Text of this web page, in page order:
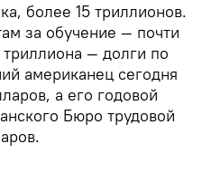
более 15 триллионов.
за обучение — почти
— долги по
американец сегодня
а его годовой
Бюро трудовой